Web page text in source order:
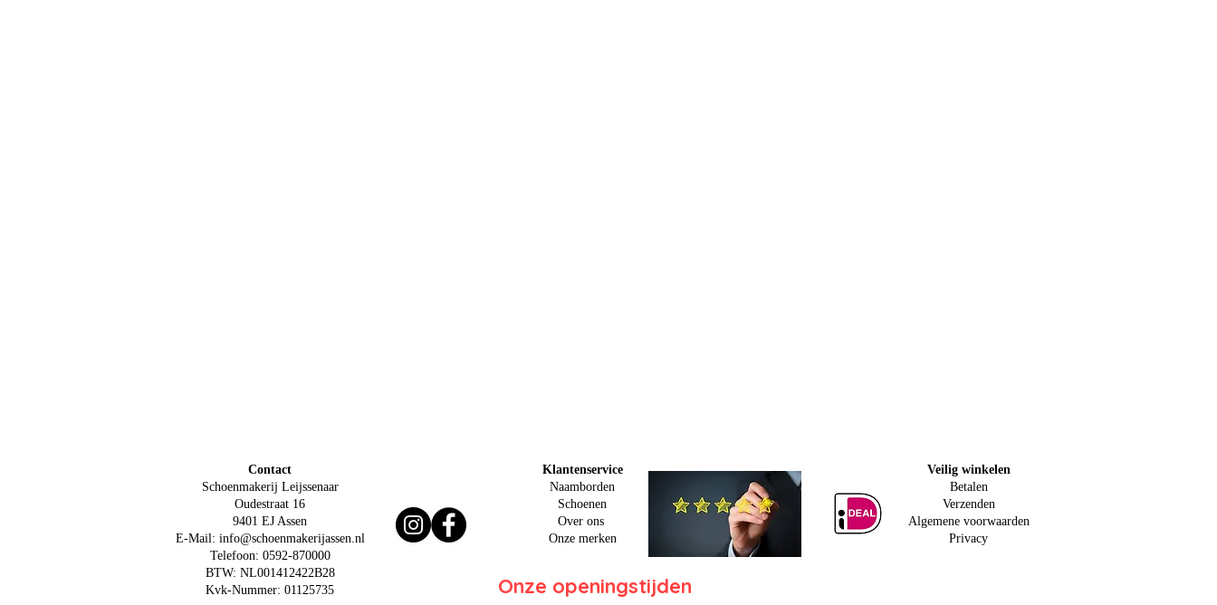
Contact
Schoenmakerij Leijssenaar
Oudestraat 16
9401 EJ Assen
E-Mail: info@schoenmakerijassen.nl
Telefoon: 0592-870000
BTW: NL001412422B28
Kvk-Nummer: 01125735
Klantenservice
Naamborden
Schoenen
Over ons
Onze merken
Onze openingstijden
Veilig winkelen
Betalen
Verzenden
Algemene voorwaarden
Privacy